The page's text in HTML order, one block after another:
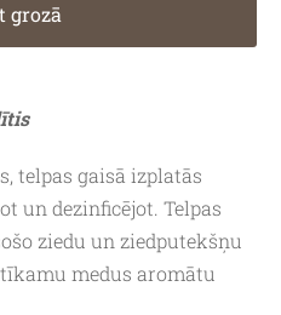
grozā
telpas gaisā izplatās
un dezinficējot. Telpas
ziedu un ziedputekšņu
medus aromātu